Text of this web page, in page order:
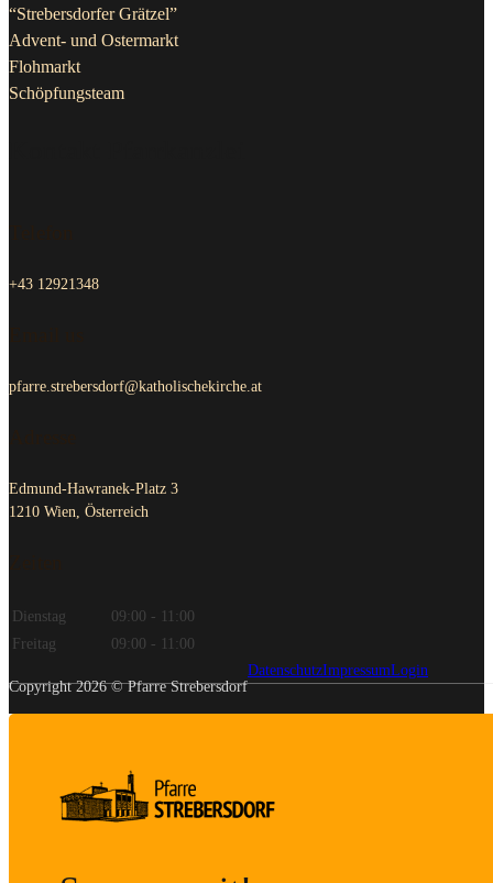
“Strebersdorfer Grätzel”
Advent- und Ostermarkt
Flohmarkt
Schöpfungsteam
+43 12921348
pfarre.strebersdorf@katholischekirche.at
Edmund-Hawranek-Platz 3
1210 Wien, Österreich
Dienstag
09:00 - 11:00
Freitag
09:00 - 11:00
Copyright 2026 © Pfarre Strebersdorf
DatenschutzImpressumLogin